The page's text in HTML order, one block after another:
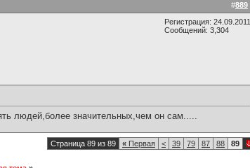
#889
Регистрация: 24.09.2011
Сообщений: 3,304
людей,более значительных,чем он сам.....
Страница 89 из 89 « Первая < 39 79 87 88 89